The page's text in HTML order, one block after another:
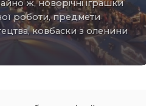
ж, новорічні іграшки
роботи, предмети
ковбаски з оленини